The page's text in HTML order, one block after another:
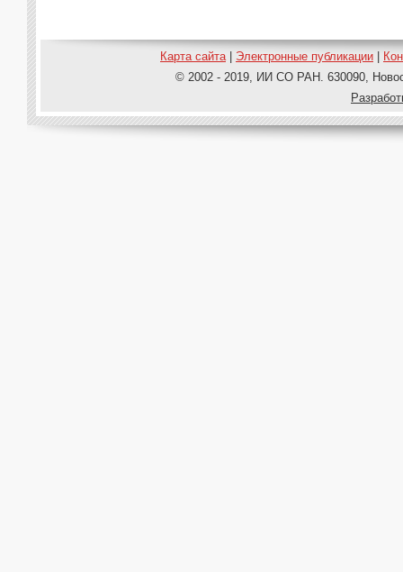
Карта сайта| Электронные публикации
© 2002 - 2019, ИИ СО РАН. 630090,